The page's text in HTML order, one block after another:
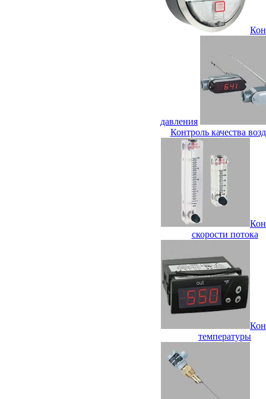
давления
Контроль качества
скорости потока
температуры